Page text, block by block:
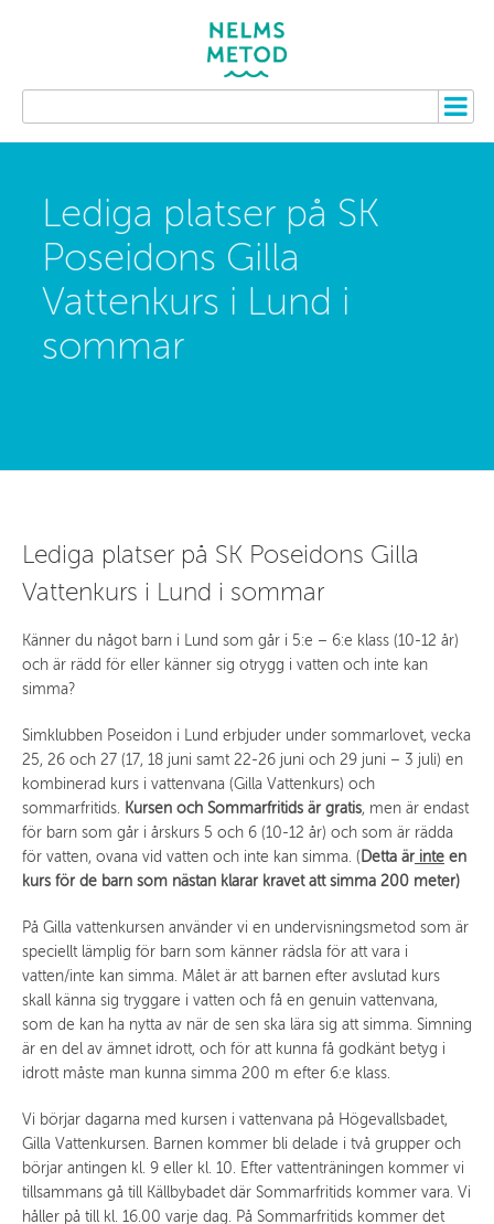
Lediga platser på SK
Poseidons Gilla
Vattenkurs i Lund i
sommar
Lediga platser på SK Poseidons Gilla
Vattenkurs i Lund i sommar
Känner du något barn i Lund som går i 5:e – 6:e klass (10-12 år)
och är rädd för eller känner sig otrygg i vatten och inte kan
simma?
Simklubben Poseidon i Lund erbjuder under sommarlovet, vecka
25, 26 och 27 (17, 18 juni samt 22-26 juni och 29 juni – 3 juli) en
kombinerad kurs i vattenvana (Gilla Vattenkurs) och
sommarfritids.
Kursen och Sommarfritids är gratis, men är endast
för barn som går i årskurs 5 och 6 (10-12 år) och som är rädda
för vatten, ovana vid vatten och inte kan simma. ( Detta är inte en
kurs för de barn som nästan klarar kravet att simma 200 meter)
På Gilla vattenkursen använder vi en undervisningsmetod som är
speciellt lämplig för barn som känner rädsla för att vara i
vatten/inte kan simma. Målet är att barnen efter avslutad kurs
skall känna sig tryggare i vatten och få en genuin vattenvana,
som de kan ha nytta av när de sen ska lära sig att simma. Simning
är en del av ämnet idrott, och för att kunna få godkänt betyg i
idrott måste man kunna simma 200 m efter 6:e klass.
Vi börjar dagarna med kursen i vattenvana på Högevallsbadet,
Gilla Vattenkursen. Barnen kommer bli delade i två grupper och
börjar antingen kl. 9 eller kl. 10. Efter vattenträningen kommer vi
tillsammans gå till Källbybadet där Sommarfritids kommer vara. Vi
håller på till kl. 16.00 varje dag. På Sommarfritids kommer det